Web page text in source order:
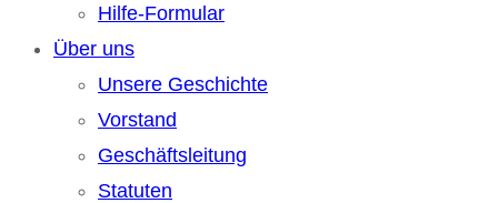
Hilfe-Formular
Über uns
Unsere Geschichte
Vorstand
Geschäftsleitung
Statuten